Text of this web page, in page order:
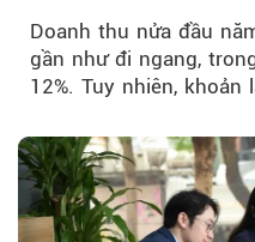
Doanh thu nửa đầu
gần như đi ngang,
12%. Tuy nhiên,